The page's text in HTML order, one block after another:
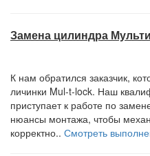
Замена цилиндра
К нам обратился заказчик,
личинки Mul-t-lock. Наш
приступает к работе по
нюансы монтажа, чтобы
корректно.. Смотреть